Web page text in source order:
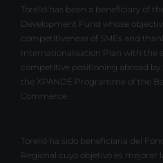
Torelló has been a beneficiary of
Development Fund whose
competitiveness of SMEs and
Internationalisation Plan with the
competitive positioning abroad
the XPANDE Programme of the
Commerce.
Torelló ha sido beneficiaria del
Regional cuyo objetivo es